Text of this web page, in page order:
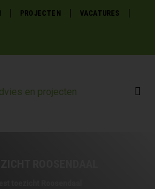
PROJECTEN VACATURES